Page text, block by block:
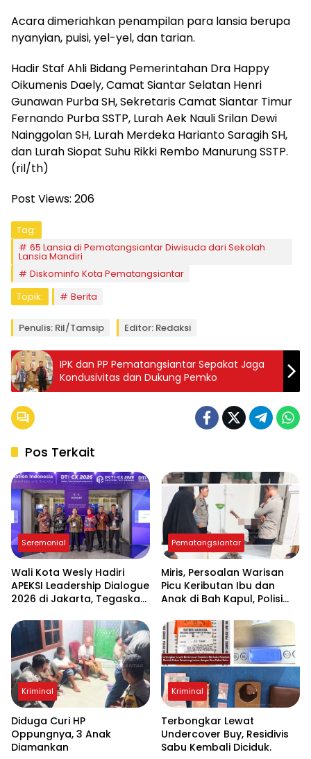
Acara dimeriahkan penampilan para lansia berupa
nyanyian, puisi, yel-yel, dan tarian.
Hadir Staf Ahli Bidang Pemerintahan Dra Happy
Oikumenis Daely, Camat Siantar Selatan Henri
Gunawan Purba SH, Sekretaris Camat Siantar Timur
Fernando Purba SSTP, Lurah Aek Nauli Srilan Dewi
Nainggolan SH, Lurah Merdeka Harianto Saragih SH,
dan Lurah Siopat Suhu Rikki Rembo Manurung SSTP.
(ril/th)
Post Views: 206
Tag:
65 Lansia di Pematangsiantar Diwisuda dari Sekolah
Lansia Mandiri
Diskominfo Kota Pematangsiantar
Topik:
Berita
Penulis: Ril/tamsip Editor: Redaksi
IPK dan PP Pematangsiantar Sepakat Jaga
Kondusivitas dan Dukung Pemko
Pos Terkait
Seremonial
Wali Kota Wesly Hadiri
APEKSI Leadership Dialogue
2026 di Jakarta, Tegaskan
Pemko Pematangsiantar
Pematangsiantar
Miris, Persoalan Warisan
Picu Keributan Ibu dan
Anak di Bah Kapul, Polisi
Kriminal
Diduga Curi HP
Oppungnya, 3 Anak
Diamankan
Kriminal
Terbongkar Lewat
Undercover Buy, Residivis
Sabu Kembali Diciduk.